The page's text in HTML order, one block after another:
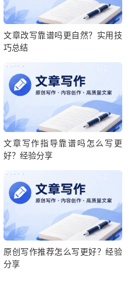
文章改写靠谱吗更自然？实用技
巧总结
文章写作指导靠谱吗怎么写更
好？经验分享
原创写作推荐怎么写更好？经验
分享